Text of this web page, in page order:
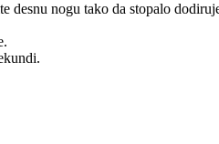
desnu nogu tako da stopalo